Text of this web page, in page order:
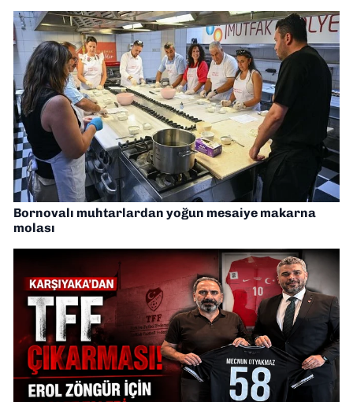
Bornovalı muhtarlardan yoğun mesaiye makarna
molası